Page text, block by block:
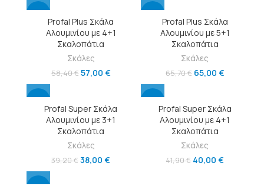
Profal Plus Σκάλα
Αλουμινίου με 4+1
Σκαλοπάτια
Σκάλες
58,40€ 57,00 €
Profal Plus Σκάλα
Αλουμινίου με 5+1
Σκαλοπάτια
Σκάλες
65,70€ 65,00 €
Profal Super Σκάλα
Αλουμινίου με 3+1
Σκαλοπάτια
Σκάλες
39,20€38,00 €
Profal Super Σκάλα
Αλουμινίου με 4+1
Σκαλοπάτια
Σκάλες
41,90€ 40,00€